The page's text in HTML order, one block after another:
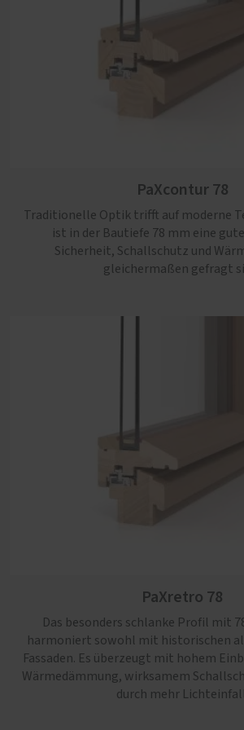
PaXcontur 78
Traditionelle Optik trifft auf moderne
ist in der Bautiefe 78 mm eine
Sicherheit, Schallschutz und
gleichermaßen gefragt
PaXretro 78
Das besonders schlanke Profil mit
harmoniert sowohl mit historischen
Fassaden. Es überzeugt mit hohem
Wärmedämmung, wirksamem
durch mehr
erfüllt es höchste energetische und
Ansichtsbreiten und eignet sich ideal
nach traditionellem Vorbild